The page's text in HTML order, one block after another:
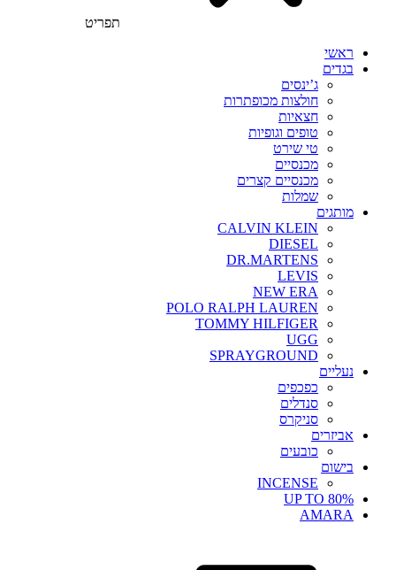
תפריט
ראשי
בגדים
ג’ינסים
חולצות מכופתרות
חצאיות
טופים וגופיות
טי שירט
מכנסיים
מכנסיים קצרים
שמלות
מותגים
CALVIN KLEIN
DIESEL
DR.MARTENS
LEVIS
NEW ERA
POLO RALPH LAUREN
TOMMY HILFIGER
UGG
SPRAYGROUND
נעליים
כפכפים
סנדלים
סניקרס
אביזרים
כובעים
בישום
INCENSE
UP TO 80%
AMARA